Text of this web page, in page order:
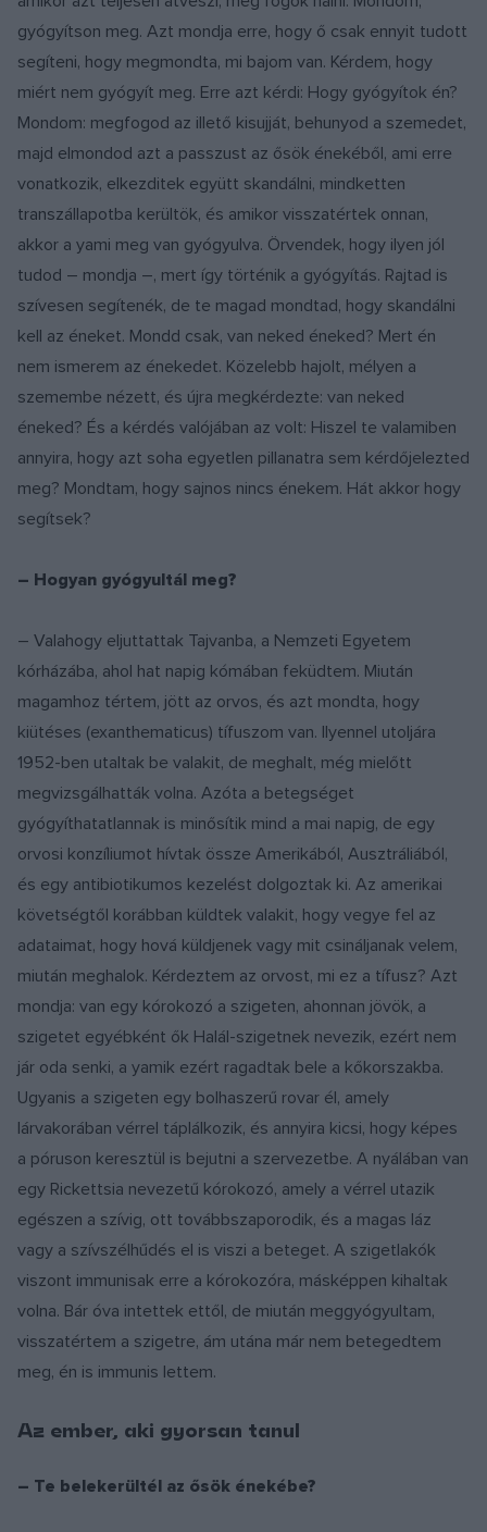
gyógyítson meg. Azt mondja erre, hogy ő csak ennyit tudott
segíteni, hogy megmondta, mi bajom van. Kérdem, hogy
miért nem gyógyít meg. Erre azt kérdi: Hogy gyógyítok én?
Mondom: megfogod az illető kisujját, behunyod a szemedet,
majd elmondod azt a passzust az ősök énekéből, ami erre
vonatkozik, elkezditek együtt skandálni, mindketten
transzállapotba kerültök, és amikor visszatértek onnan,
akkor a yami meg van gyógyulva. Örvendek, hogy ilyen jól
tudod – mondja –, mert így történik a gyógyítás. Rajtad is
szívesen segítenék, de te magad mondtad, hogy skandálni
kell az éneket. Mondd csak, van neked éneked? Mert én
nem ismerem az énekedet. Közelebb hajolt, mélyen a
szemembe nézett, és újra megkérdezte: van neked
éneked? És a kérdés valójában az volt: Hiszel te valamiben
annyira, hogy azt soha egyetlen pillanatra sem kérdőjelezted
meg? Mondtam, hogy sajnos nincs énekem. Hát akkor hogy
segítsek?
– Hogyan gyógyultál meg?
– Valahogy eljuttattak Tajvanba, a Nemzeti Egyetem
kórházába, ahol hat napig kómában feküdtem. Miután
magamhoz tértem, jött az orvos, és azt mondta, hogy
kiütéses (exanthematicus) tífuszom van. Ilyennel utoljára
1952-ben utaltak be valakit, de meghalt, még mielőtt
megvizsgálhatták volna. Azóta a betegséget
gyógyíthatatlannak is minősítik mind a mai napig, de egy
orvosi konzíliumot hívtak össze Amerikából, Ausztráliából,
és egy antibiotikumos kezelést dolgoztak ki. Az amerikai
követségtől korábban küldtek valakit, hogy vegye fel az
adataimat, hogy hová küldjenek vagy mit csináljanak velem,
miután meghalok. Kérdeztem az orvost, mi ez a tífusz? Azt
mondja: van egy kórokozó a szigeten, ahonnan jövök, a
szigetet egyébként ők Halál-szigetnek nevezik, ezért nem
jár oda senki, a yamik ezért ragadtak bele a kőkorszakba.
Ugyanis a szigeten egy bolhaszerű rovar él, amely
lárvakorában vérrel táplálkozik, és annyira kicsi, hogy képes
a póruson keresztül is bejutni a szervezetbe. A nyálában van
egy Rickettsia nevezetű kórokozó, amely a vérrel utazik
egészen a szívig, ott továbbszaporodik, és a magas láz
vagy a szívszélhűdés el is viszi a beteget. A szigetlakók
viszont immunisak erre a kórokozóra, másképpen kihaltak
volna. Bár óva intettek ettől, de miután meggyógyultam,
visszatértem a szigetre, ám utána már nem betegedtem
meg, én is immunis lettem.
Az ember, aki gyorsan tanul
– Te belekerültél az ősök énekébe?